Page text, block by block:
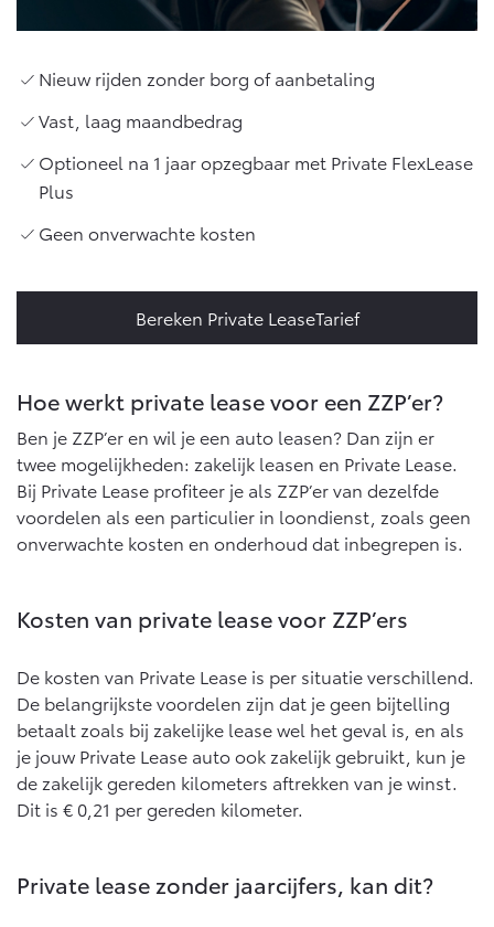
HYBRIDE
Vanaf € 39.995,-
OOK ALS PLUG-IN
HYBRIDE
BATTERIJ-ELEKTRISCH
Vanaf € 37.995,-
RAV4
PLUG-IN HYBRIDE
Vanaf € 49.995,-
Vanaf € 39.995,- Vanaf € 48.995,-
Mirai
Proace City (excl. BTW)
10 jaar batterijgarantie
Toyota fabrieksgarantie
Onderdelen & Accessoires
Onderdelen
Accessoires
Banden
Connected
Connected Services
MyToyota login
MyToyota App
Abonnementen
Multimedia
Connected check
Laadpas
Verzekeren
Toyota Autoverzekering
Toyota Hybride Autoverzekering
Bedrijfswagens
Bedrijfswagens op maat
Financieren of leasen
Verzekeren
Nieuw rijden zonder borg of aanbetaling
Vast, laag maandbedrag
Optioneel na 1 jaar opzegbaar met Private FlexLease
Plus
Geen onverwachte kosten
Bereken Private LeaseTarief
Hoe werkt private lease voor een ZZP’er?
Ben je ZZP’er en wil je een auto leasen? Dan zijn er
twee mogelijkheden: zakelijk leasen en Private Lease.
Bij Private Lease profiteer je als ZZP’er van dezelfde
voordelen als een particulier in loondienst, zoals geen
onverwachte kosten en onderhoud dat inbegrepen is.
Kosten van private lease voor ZZP’ers
De kosten van Private Lease is per situatie verschillend.
De belangrijkste voordelen zijn dat je geen bijtelling
betaalt zoals bij zakelijke lease wel het geval is, en als
je jouw Private Lease auto ook zakelijk gebruikt, kun je
de zakelijk gereden kilometers aftrekken van je winst.
Dit is € 0,21 per gereden kilometer.
Private lease zonder jaarcijfers, kan dit?